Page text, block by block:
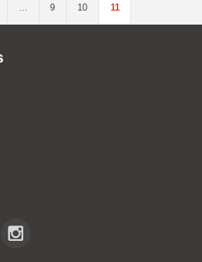
... 9 10 11